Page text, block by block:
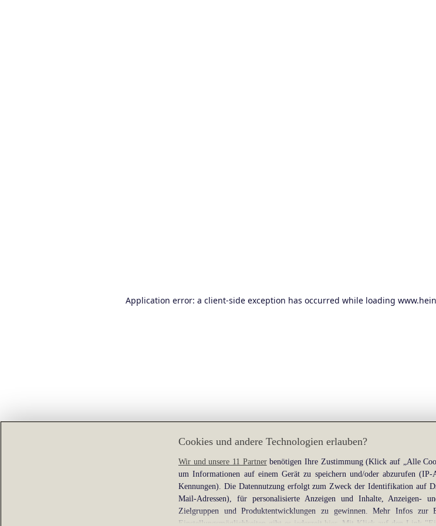
Application error: a client-side exception has occurred while loading
Cookies und andere Technologien erlauben?
Wir und unsere 11 Partnerbenötigen Ihre Zustimmung (Klick auf „Alle
um Informationen auf einem Gerät zu speichern und/oder abzurufen
Kennungen). Die Datennutzung erfolgt zum Zweck der Identifikation auf
Mail-Adressen), für personalisierte Anzeigen und Inhalte, Anzeigen-
Zielgruppen und Produktentwicklungen zu gewinnen. Mehr Infos
Einstellungsmöglichkeiten gibt es jederzeit hier . Mit Klick auf den Link